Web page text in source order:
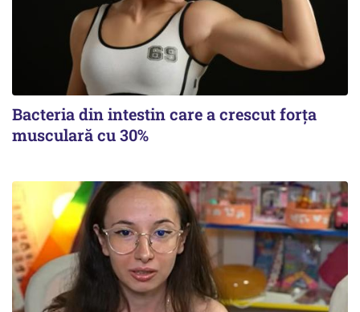
Bacteria din intestin care a crescut forța
musculară cu 30%